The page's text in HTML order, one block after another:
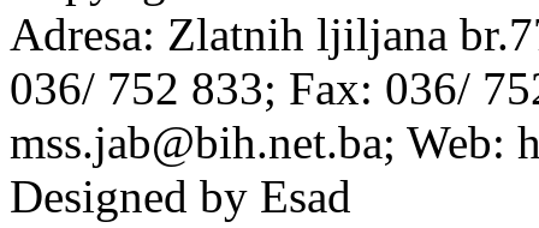
Adresa: Zlatnih ljiljana
036/ 752 833; Fax: 036/
mss.jab@bih.net.ba; Web:
Designed by Esad